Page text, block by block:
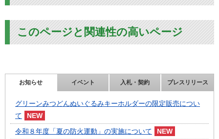
このページと関連性の高いページ
お知らせ イベント 入札・契約 プレスリリース
グリーンみつどんぬいぐるみキーホルダーの限定販売につい
て
令和８年度「夏の防火運動」の実施について